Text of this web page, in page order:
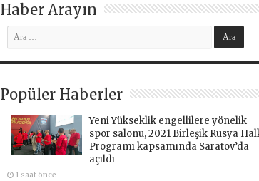
Haber Arayın
Popüler Haberler
Yeni Yükseklik engellilere yönelik
spor salonu, 2021 Birleşik Rusya
Programı kapsamında Saratov’da
açıldı
1 saat önce